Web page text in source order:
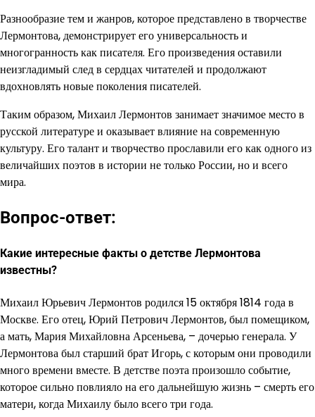
Разнообразие тем и жанров, которое представлено в творчестве
Лермонтова, демонстрирует его универсальность и
многогранность как писателя. Его произведения оставили
неизгладимый след в сердцах читателей и продолжают
вдохновлять новые поколения писателей.
Таким образом, Михаил Лермонтов занимает значимое место в
русской литературе и оказывает влияние на современную
культуру. Его талант и творчество прославили его как одного из
величайших поэтов в истории не только России, но и всего
мира.
Вопрос-ответ:
Какие интересные факты о детстве Лермонтова
известны?
Михаил Юрьевич Лермонтов родился 15 октября 1814 года в
Москве. Его отец, Юрий Петрович Лермонтов, был помещиком,
а мать, Мария Михайловна Арсеньева, – дочерью генерала. У
Лермонтова был старший брат Игорь, с которым они проводили
много времени вместе. В детстве поэта произошло событие,
которое сильно повлияло на его дальнейшую жизнь – смерть его
матери, когда Михаилу было всего три года.